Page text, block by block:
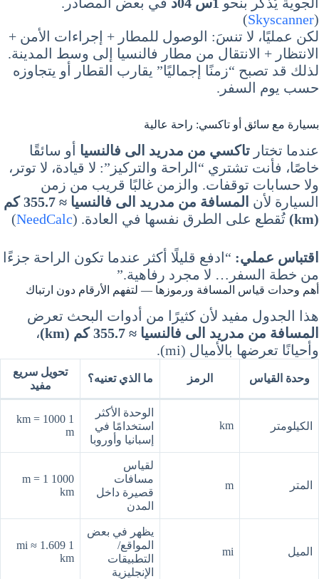
(
Skyscanner
)
لكن عمليًا، لا تنسَ: الوصول للمطار + إجراءات الأمن +
الانتظار + الانتقال من مطار فالنسيا إلى وسط المدينة.
لذلك قد تصبح “زمنًا إجماليًا” يقارب القطار أو يتجاوزه
حسب يوم السفر.
بسيارة مع سائق أو تاكسي: راحة عالية
عندما تختار تاكسي من مدريد الى فالنسيا أو سائقًا
خاصًا، فأنت تشتري “الراحة والتركيز”: لا قيادة، لا توتر،
ولا حسابات توقفات. والزمن غالبًا قريب من زمن
السيارة لأن
المسافة من مدريد الى فالنسيا ≈ 355.7 كم
(km)
تُقطع على الطرق نفسها في العادة. (NeedCalc
)
اقتباس عملي: “ادفع قليلًا أكثر عندما تكون الراحة جزءًا
من خطة السفر… لا مجرد رفاهية.”
أهم وحدات قياس المسافة ورموزها — لتفهم الأرقام دون ارتباك
هذا الجدول مفيد لأن كثيرًا من أدوات البحث تعرض
المسافة من مدريد الى فالنسيا ≈ 355.7 كم (km)
،
وأحيانًا تعرضها بالأميال (mi).
وحدة القياس الرمز ما الذي تعنيه؟
تحويل سريع
مفيد
الكيلومتر km
الوحدة الأكثر
استخدامًا في
إسبانيا وأوروبا
1 km = 1000
m
المتر m
لقياس
مسافات
قصيرة داخل
المدن
1000 m = 1
km
الميل mi
يظهر في بعض
المواقع/
التطبيقات
الإنجليزية
1 mi ≈ 1.609
km